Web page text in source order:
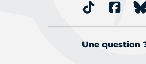
Une question